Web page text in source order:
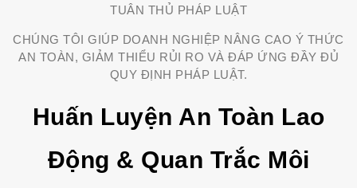
TUÂN THỦ PHÁP LUẬT
CHÚNG TÔI GIÚP DOANH NGHIỆP NÂNG CAO Ý THỨC
AN TOÀN, GIẢM THIỂU RỦI RO VÀ ĐÁP ỨNG ĐẦY ĐỦ
QUY ĐỊNH PHÁP LUẬT.
Huấn Luyện An Toàn Lao
Động & Quan Trắc Môi